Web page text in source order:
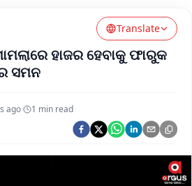
Health Connect
Chalo Dekhein Apna Desh
Translate
ହାଜର ହେବାକୁ ଫାରୁକ
ସମନ
ago· 1 min read